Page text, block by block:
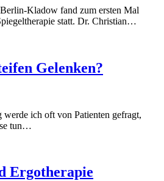
Kladow fand zum ersten Mal
statt. Dr. Christian…
Gelenken?
werde ich oft von Patienten gefragt,
tun…
Ergotherapie